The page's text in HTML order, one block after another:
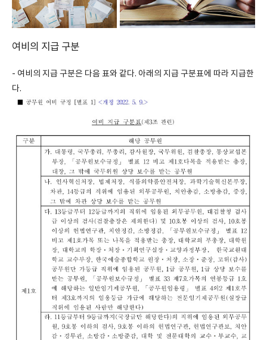
여비의 지급 구분
- 여비의 지급 구분은 다음 표와 같다. 아래의 지급 구분표에 따라 지급한
다.